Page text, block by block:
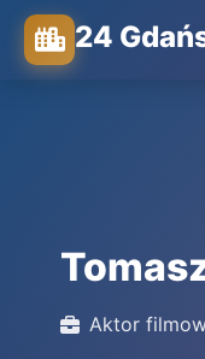
24
Aktor